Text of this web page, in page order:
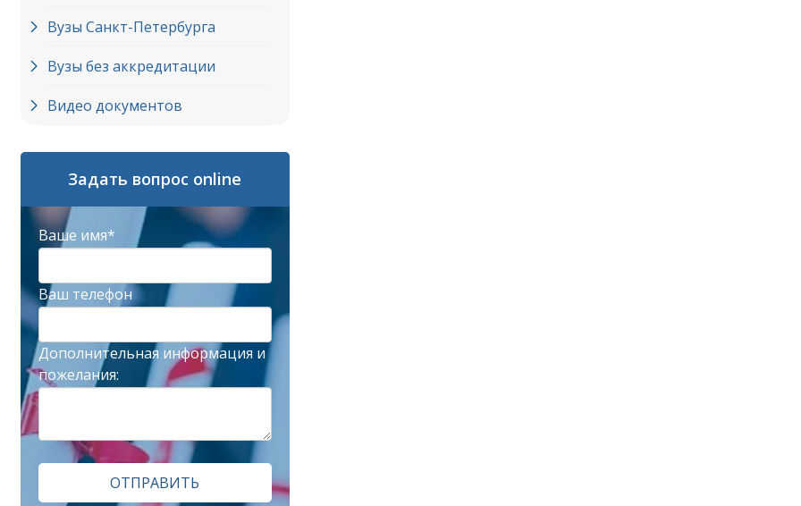
Вузы Cанкт-Петербурга
Вузы без аккредитации
Видео документов
Задать вопрос online
Ваше имя*
Ваш телефон
Дополнительная информация и
пожелания:
ОТПРАВИТЬ